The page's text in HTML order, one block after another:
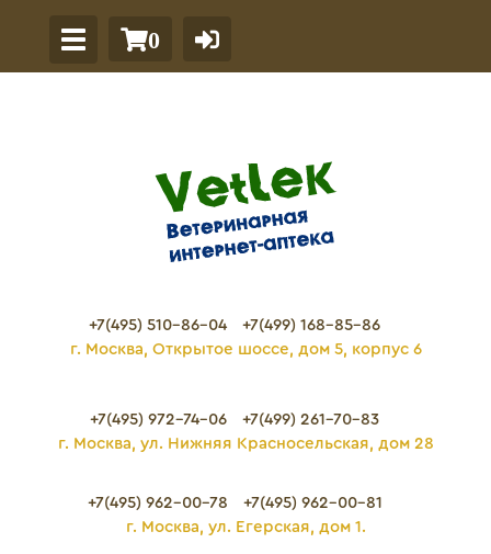
0
+7(495) 510-86-04
+7(499) 168-85-86
г. Москва, Открытое шоссе, дом 5, корпус 6
+7(495) 972-74-06
+7(499) 261-70-83
г. Москва, ул. Нижняя Красносельская, дом 28
+7(495) 962-00-78
+7(495) 962-00-81
г. Москва, ул. Егерская, дом 1.